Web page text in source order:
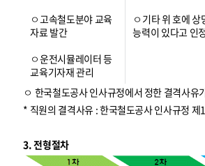
ㅇ고속철도분야 교육
자료 발간
ㅇ운전시뮬레이터 등
교육기자재 관리
ㅇ기타 위 호에
능력이 있다고 인
ㅇ 한국철도공사 인사규정에서 정한 결격사유
* 직원의 결격사유 : 한국철도공사 인사규정 제
3. 전형절차